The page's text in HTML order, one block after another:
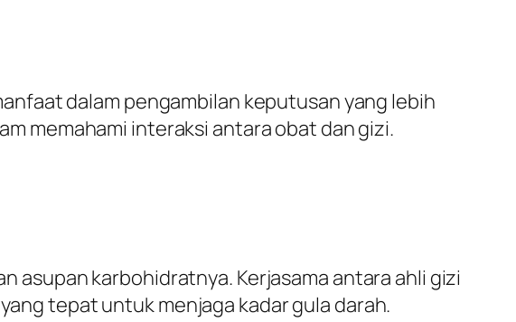
dalam pengambilan keputusan yang lebih
memahami interaksi antara obat dan gizi.
asupan karbohidratnya. Kerjasama antara ahli gizi
tepat untuk menjaga kadar gula darah.